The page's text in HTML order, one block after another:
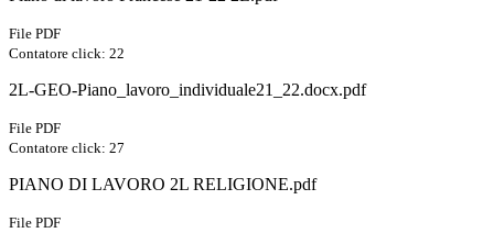
File PDF
Contatore click: 22
2L-GEO-Piano_lavoro_individuale21_22.docx.pdf
File PDF
Contatore click: 27
PIANO DI LAVORO 2L RELIGIONE.pdf
File PDF